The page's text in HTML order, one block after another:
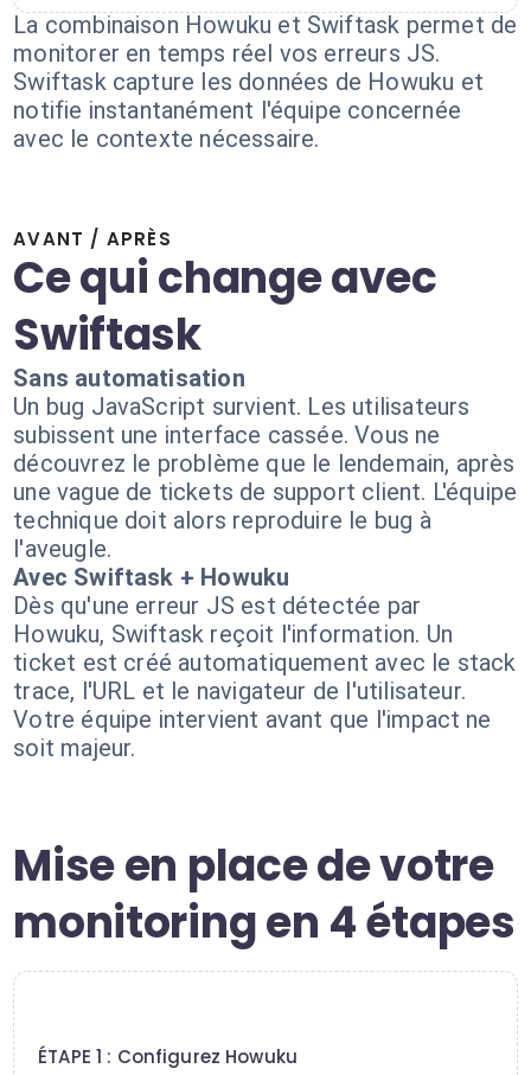
La combinaison Howuku et Swiftask permet de
monitorer en temps réel vos erreurs JS.
Swiftask capture les données de Howuku et
notifie instantanément l'équipe concernée
avec le contexte nécessaire.
AVANT / APRÈS
Ce qui change avec
Swiftask
Sans automatisation
Un bug JavaScript survient. Les utilisateurs
subissent une interface cassée. Vous ne
découvrez le problème que le lendemain, après
une vague de tickets de support client. L'équipe
technique doit alors reproduire le bug à
l'aveugle.
Avec Swiftask + Howuku
Dès qu'une erreur JS est détectée par
Howuku, Swiftask reçoit l'information. Un
ticket est créé automatiquement avec le stack
trace, l'URL et le navigateur de l'utilisateur.
Votre équipe intervient avant que l'impact ne
soit majeur.
Mise en place de votre
monitoring en 4 étapes
ÉTAPE 1 : Configurez Howuku